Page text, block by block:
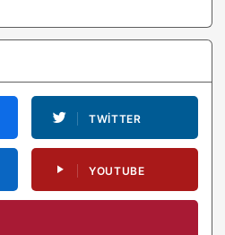
TWITTER
YOUTUBE